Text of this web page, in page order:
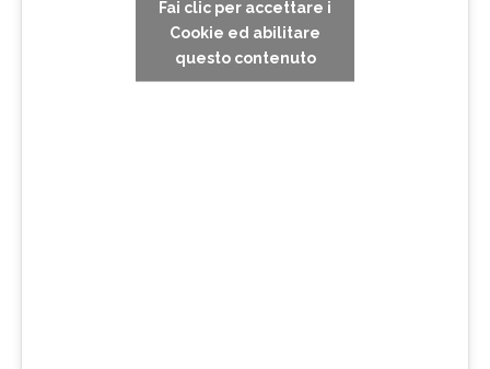
Fai clic per accettare i
Cookie ed abilitare
questo contenuto